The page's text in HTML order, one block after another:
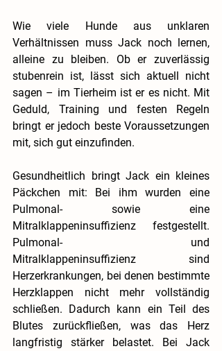
Wie viele Hunde aus unklaren
Verhältnissen muss Jack noch lernen,
alleine zu bleiben. Ob er zuverlässig
stubenrein ist, lässt sich aktuell nicht
sagen – im Tierheim ist er es nicht. Mit
Geduld, Training und festen Regeln
bringt er jedoch beste Voraussetzungen
mit, sich gut einzufinden.
Gesundheitlich bringt Jack ein kleines
Päckchen mit: Bei ihm wurden eine
Pulmonal- sowie eine
Pulmonal- und
Mitralklappeninsuffizienz sind
Herzerkrankungen, bei denen bestimmte
Herzklappen nicht mehr vollständig
schließen. Dadurch kann ein Teil des
Blutes zurückfließen, was das Herz
langfristig stärker belastet. Bei Jack